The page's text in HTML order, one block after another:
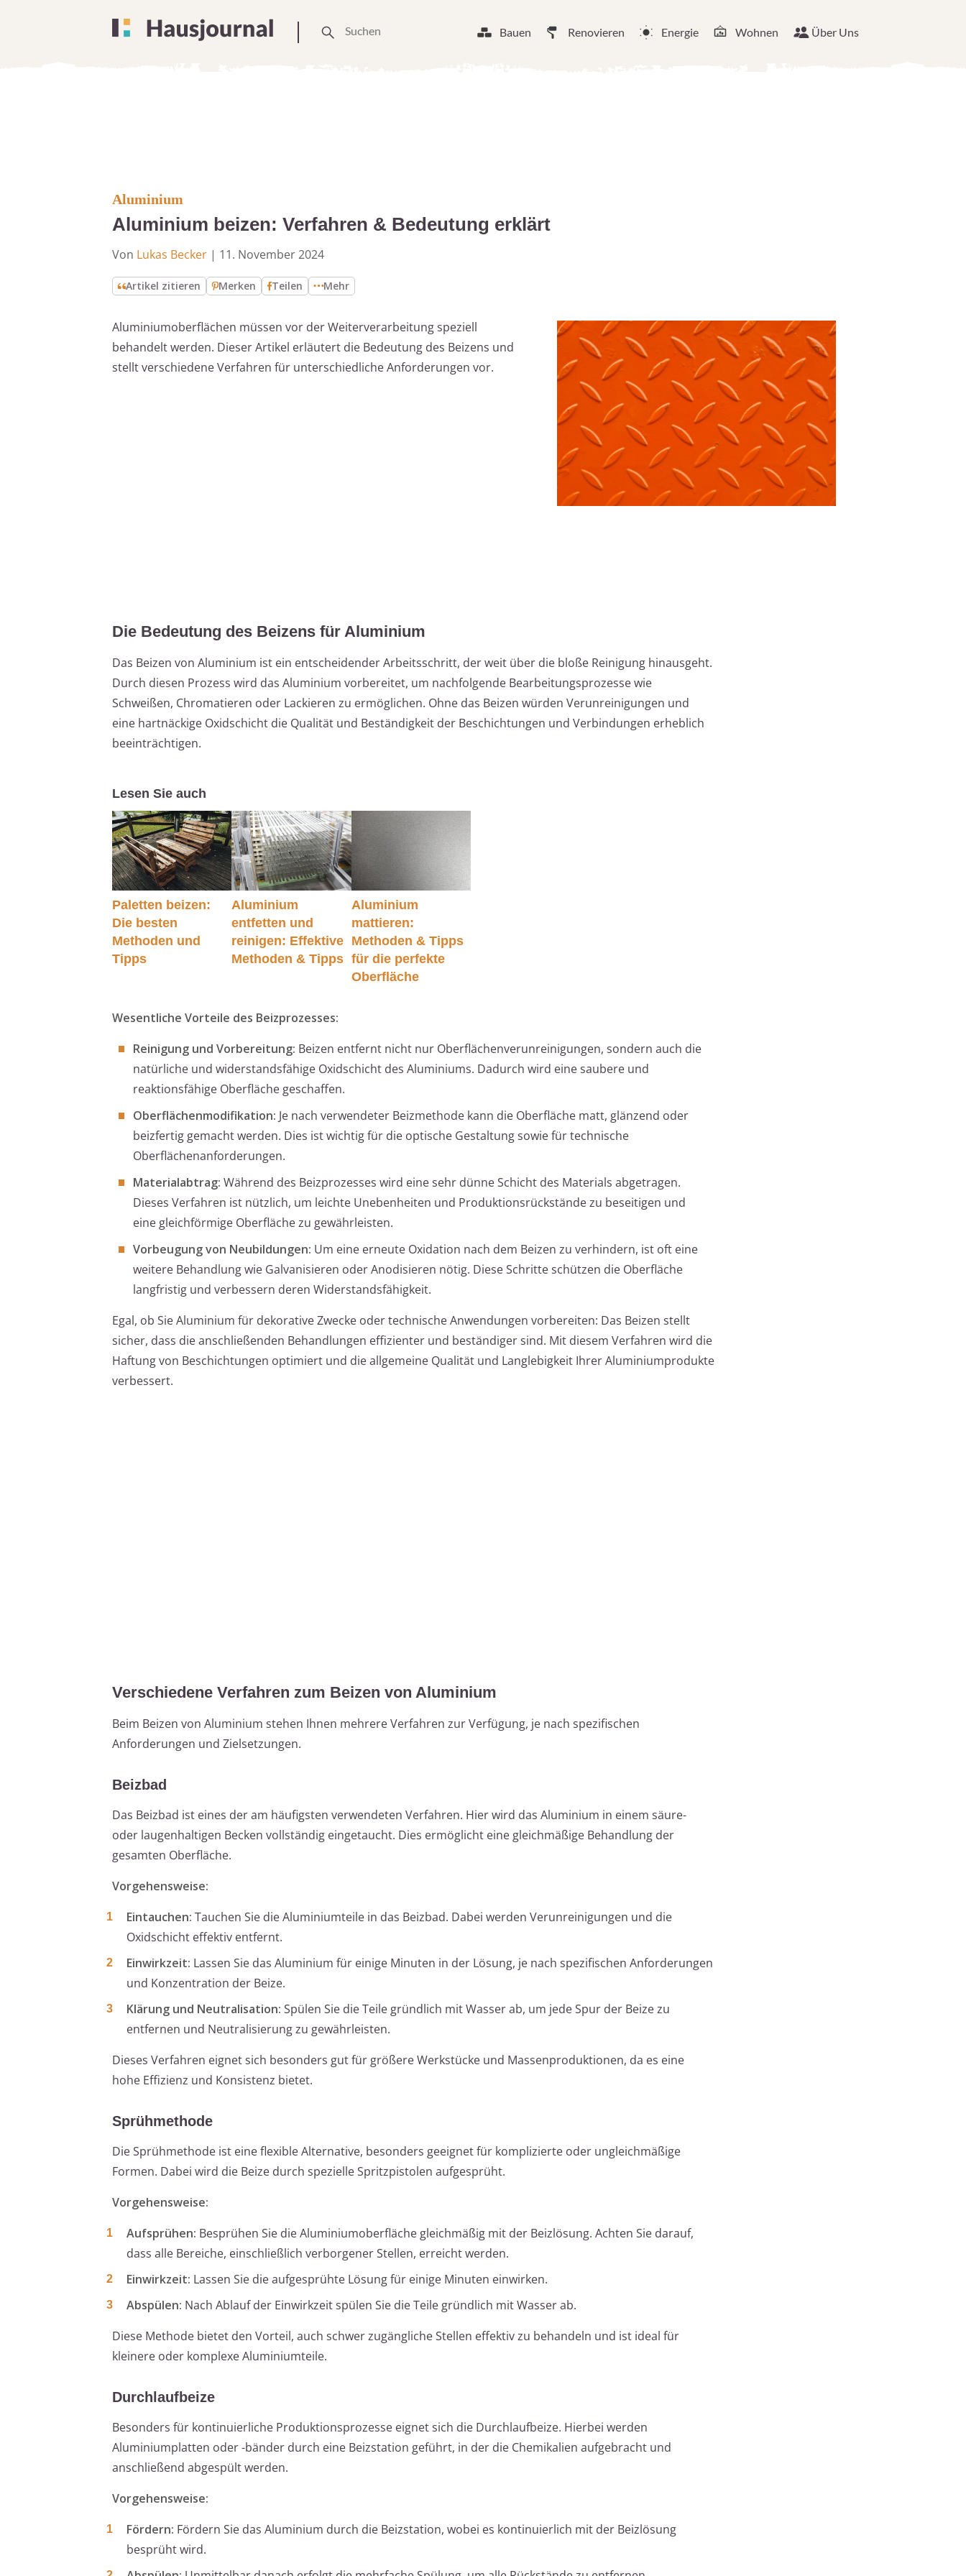
Bauen Renovieren Energie Wohnen Über Uns
Aluminium
Aluminium beizen: Verfahren & Bedeutung erklärt
Von Lukas Becker | 11. November 2024
Artikel zitieren Merken Teilen Mehr
Aluminiumoberflächen müssen vor der Weiterverarbeitung speziell
behandelt werden. Dieser Artikel erläutert die Bedeutung des Beizens und
stellt verschiedene Verfahren für unterschiedliche Anforderungen vor.
Die Bedeutung des Beizens für Aluminium
Das Beizen von Aluminium ist ein entscheidender Arbeitsschritt, der weit über die bloße Reinigung hinausgeht.
Durch diesen Prozess wird das Aluminium vorbereitet, um nachfolgende Bearbeitungsprozesse wie
Schweißen, Chromatieren oder Lackieren zu ermöglichen. Ohne das Beizen würden Verunreinigungen und
eine hartnäckige Oxidschicht die Qualität und Beständigkeit der Beschichtungen und Verbindungen erheblich
beeinträchtigen.
Lesen Sie auch
Paletten beizen:
Die besten
Methoden und
Tipps
Aluminium
entfetten und
reinigen: Effektive
Methoden & Tipps
Aluminium
mattieren:
Methoden & Tipps
für die perfekte
Oberfläche
Wesentliche Vorteile des Beizprozesses:
Reinigung und Vorbereitung: Beizen entfernt nicht nur Oberflächenverunreinigungen, sondern auch die
natürliche und widerstandsfähige Oxidschicht des Aluminiums. Dadurch wird eine saubere und
reaktionsfähige Oberfläche geschaffen.
Oberflächenmodifikation: Je nach verwendeter Beizmethode kann die Oberfläche matt, glänzend oder
beizfertig gemacht werden. Dies ist wichtig für die optische Gestaltung sowie für technische
Oberflächenanforderungen.
Materialabtrag: Während des Beizprozesses wird eine sehr dünne Schicht des Materials abgetragen.
Dieses Verfahren ist nützlich, um leichte Unebenheiten und Produktionsrückstände zu beseitigen und
eine gleichförmige Oberfläche zu gewährleisten.
Vorbeugung von Neubildungen: Um eine erneute Oxidation nach dem Beizen zu verhindern, ist oft eine
weitere Behandlung wie Galvanisieren oder Anodisieren nötig. Diese Schritte schützen die Oberfläche
langfristig und verbessern deren Widerstandsfähigkeit.
Egal, ob Sie Aluminium für dekorative Zwecke oder technische Anwendungen vorbereiten: Das Beizen stellt
sicher, dass die anschließenden Behandlungen effizienter und beständiger sind. Mit diesem Verfahren wird die
Haftung von Beschichtungen optimiert und die allgemeine Qualität und Langlebigkeit Ihrer Aluminiumprodukte
verbessert.
Verschiedene Verfahren zum Beizen von Aluminium
Beim Beizen von Aluminium stehen Ihnen mehrere Verfahren zur Verfügung, je nach spezifischen
Anforderungen und Zielsetzungen.
Beizbad
Das Beizbad ist eines der am häufigsten verwendeten Verfahren. Hier wird das Aluminium in einem säure-
oder laugenhaltigen Becken vollständig eingetaucht. Dies ermöglicht eine gleichmäßige Behandlung der
gesamten Oberfläche.
Vorgehensweise:
Eintauchen: Tauchen Sie die Aluminiumteile in das Beizbad. Dabei werden Verunreinigungen und die
Oxidschicht effektiv entfernt.
Einwirkzeit: Lassen Sie das Aluminium für einige Minuten in der Lösung, je nach spezifischen Anforderungen
und Konzentration der Beize.
Klärung und Neutralisation: Spülen Sie die Teile gründlich mit Wasser ab, um jede Spur der Beize zu
entfernen und Neutralisierung zu gewährleisten.
Dieses Verfahren eignet sich besonders gut für größere Werkstücke und Massenproduktionen, da es eine
hohe Effizienz und Konsistenz bietet.
Sprühmethode
Die Sprühmethode ist eine flexible Alternative, besonders geeignet für komplizierte oder ungleichmäßige
Formen. Dabei wird die Beize durch spezielle Spritzpistolen aufgesprüht.
Vorgehensweise:
Aufsprühen: Besprühen Sie die Aluminiumoberfläche gleichmäßig mit der Beizlösung. Achten Sie darauf,
dass alle Bereiche, einschließlich verborgener Stellen, erreicht werden.
Einwirkzeit: Lassen Sie die aufgesprühte Lösung für einige Minuten einwirken.
Abspülen: Nach Ablauf der Einwirkzeit spülen Sie die Teile gründlich mit Wasser ab.
Diese Methode bietet den Vorteil, auch schwer zugängliche Stellen effektiv zu behandeln und ist ideal für
kleinere oder komplexe Aluminiumteile.
Durchlaufbeize
Besonders für kontinuierliche Produktionsprozesse eignet sich die Durchlaufbeize. Hierbei werden
Aluminiumplatten oder -bänder durch eine Beizstation geführt, in der die Chemikalien aufgebracht und
anschließend abgespült werden.
Vorgehensweise:
Fördern: Fördern Sie das Aluminium durch die Beizstation, wobei es kontinuierlich mit der Beizlösung
besprüht wird.